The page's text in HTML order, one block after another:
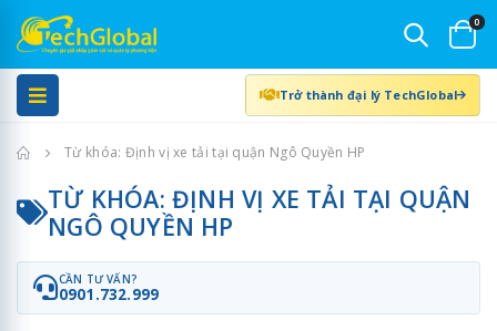
0
Trở thành đại lý TechGlobal
Trang chủTừ khóa: Định vị xe tải tại quận Ngô Quyền HP
TỪ KHÓA: ĐỊNH VỊ XE TẢI TẠI QUẬN
NGÔ QUYỀN HP
CẦN TƯ VẤN?
0901.732.999